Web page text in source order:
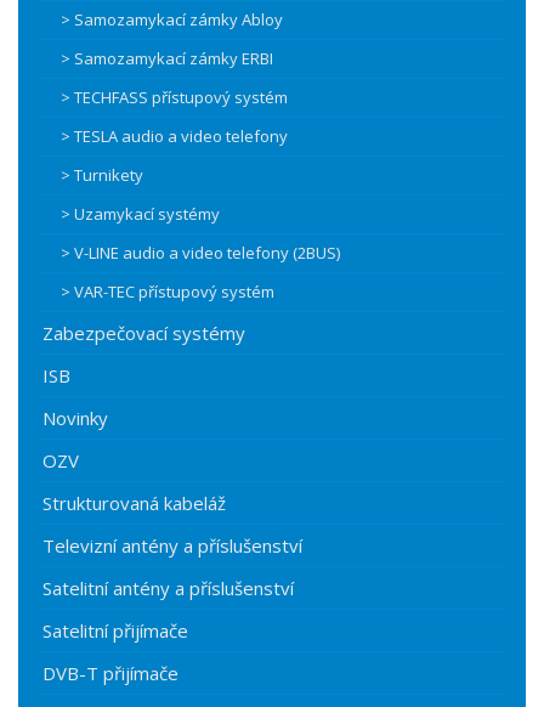
> Samozamykací zámky Abloy
> Samozamykací zámky ERBI
> TECHFASS přístupový systém
> TESLA audio a video telefony
> Turnikety
> Uzamykací systémy
> V-LINE audio a video telefony (2BUS)
> VAR-TEC přístupový systém
Zabezpečovací systémy
ISB
Novinky
OZV
Strukturovaná kabeláž
Televizní antény a příslušenství
Satelitní antény a příslušenství
Satelitní přijímače
DVB-T přijímače